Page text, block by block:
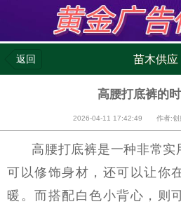
返回 苗木供应
高腰打底裤的
2026-04-11 17:42:49 作者:
高腰打底裤是一种非常实
可以修饰身材，还可以让你
暖。而搭配白色小背心，则